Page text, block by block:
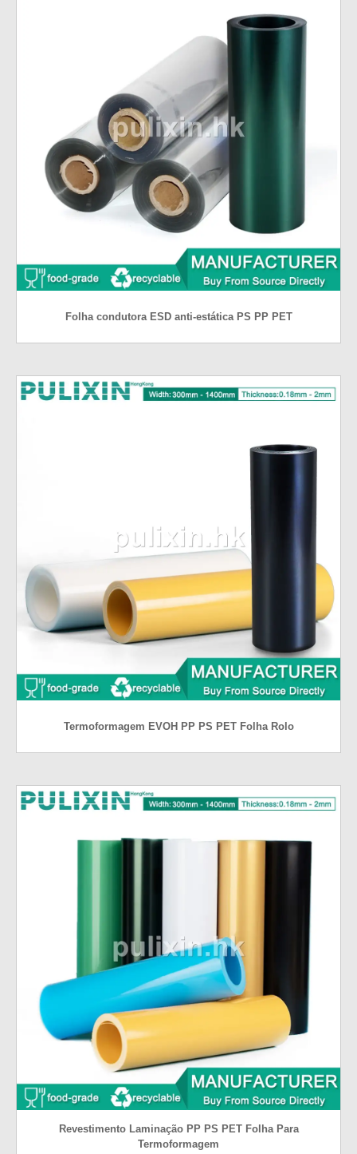
Folha condutora ESD anti-estática PS PP PET
Termoformagem EVOH PP PS PET Folha Rolo
Revestimento Laminação PP PS PET Folha Para
Termoformagem